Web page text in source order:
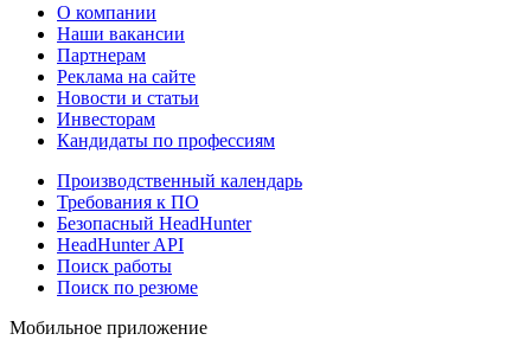
О компании
Наши вакансии
Партнерам
Реклама на сайте
Новости и статьи
Инвесторам
Кандидаты по профессиям
Производственный календарь
Требования к ПО
Безопасный HeadHunter
HeadHunter API
Поиск работы
Поиск по резюме
Мобильное приложение